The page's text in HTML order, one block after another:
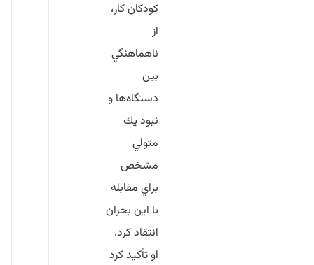
كودكان كار،
از
ناهماهنگي
بين
دستگاه‌ها و
نبود يك
متولي
مشخص
براي مقابله
با اين بحران
انتقاد كرد.
او تأكيد كرد